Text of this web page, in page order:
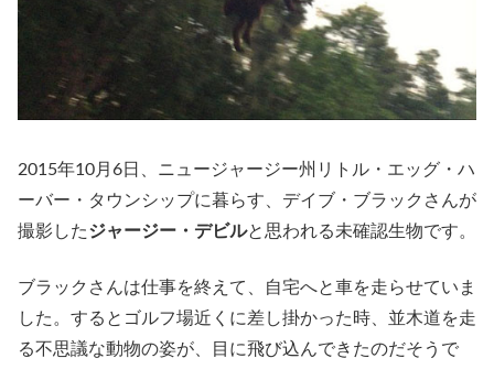
2015年10月6日、ニュージャージー州リトル・エッグ・ハ
ーバー・タウンシップに暮らす、デイブ・ブラックさんが
撮影したジャージー・デビルと思われる未確認生物です。
ブラックさんは仕事を終えて、自宅へと車を走らせていま
した。するとゴルフ場近くに差し掛かった時、並木道を走
る不思議な動物の姿が、目に飛び込んできたのだそうで